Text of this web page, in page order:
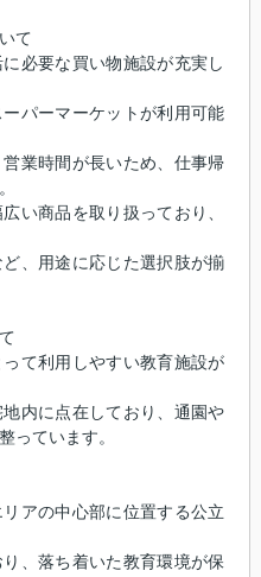
て
必要な買い物施設が充実し
パーマーケットが利用可能
業時間が長いため、仕事帰
い商品を取り扱っており、
、用途に応じた選択肢が揃
て利用しやすい教育施設が
内に点在しており、通園や
っています。
アの中心部に位置する公立
、落ち着いた教育環境が保